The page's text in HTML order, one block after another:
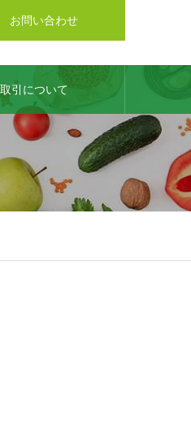
お問い合わせ
引について